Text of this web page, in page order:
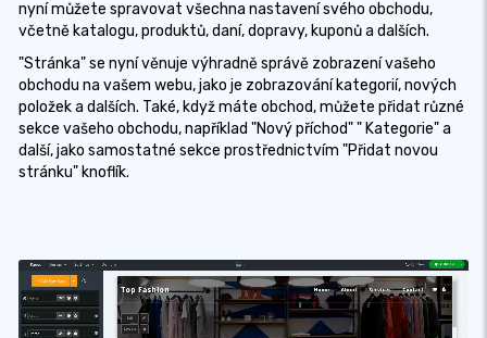
nyní můžete spravovat všechna nastavení svého obchodu,
včetně katalogu, produktů, daní, dopravy, kuponů a dalších.
"Stránka" se nyní věnuje výhradně správě zobrazení vašeho
obchodu na vašem webu, jako je zobrazování kategorií, nových
položek a dalších. Také, když máte obchod, můžete přidat různé
sekce vašeho obchodu, například "Nový příchod" " Kategorie" a
další, jako samostatné sekce prostřednictvím "Přidat novou
stránku" knoflík.